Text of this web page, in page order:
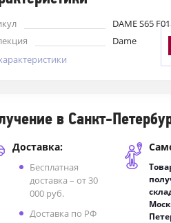
DAME S65 F01
Dame
в Санкт-
Доставка:
Бесплатная
доставка – от 30
000 руб.
Доставка по РФ